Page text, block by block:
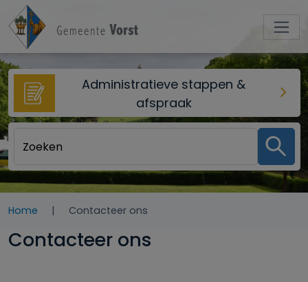
Overslaan en naar de inhoud gaan
Administratieve stappen &
afspraak
Home Contacteer ons
Contacteer ons